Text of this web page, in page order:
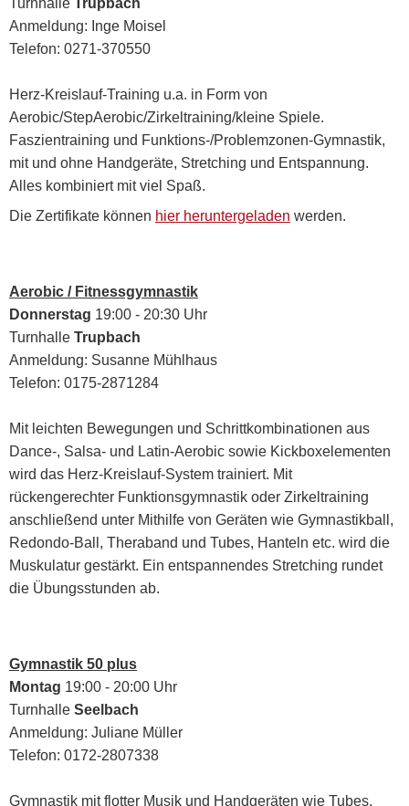
Turnhalle Trupbach
Anmeldung: Inge Moisel
Telefon: 0271-370550
Herz-Kreislauf-Training u.a. in Form von
Aerobic/StepAerobic/Zirkeltraining/kleine Spiele.
Faszientraining und Funktions-/Problemzonen-Gymnastik,
mit und ohne Handgeräte, Stretching und Entspannung.
Alles kombiniert mit viel Spaß.
Die Zertifikate können hier heruntergeladen werden.
Aerobic / Fitnessgymnastik
Donnerstag 19:00 - 20:30 Uhr
Turnhalle Trupbach
Anmeldung: Susanne Mühlhaus
Telefon: 0175-2871284
Mit leichten Bewegungen und Schrittkombinationen aus
Dance-, Salsa- und Latin-Aerobic sowie Kickboxelementen
wird das Herz-Kreislauf-System trainiert. Mit
rückengerechter Funktionsgymnastik oder Zirkeltraining
anschließend unter Mithilfe von Geräten wie Gymnastikball,
Redondo-Ball, Theraband und Tubes, Hanteln etc. wird die
Muskulatur gestärkt. Ein entspannendes Stretching rundet
die Übungsstunden ab.
Gymnastik 50 plus
Montag 19:00 - 20:00 Uhr
Turnhalle Seelbach
Anmeldung: Juliane Müller
Telefon: 0172-2807338
Gymnastik mit flotter Musik und Handgeräten wie Tubes,